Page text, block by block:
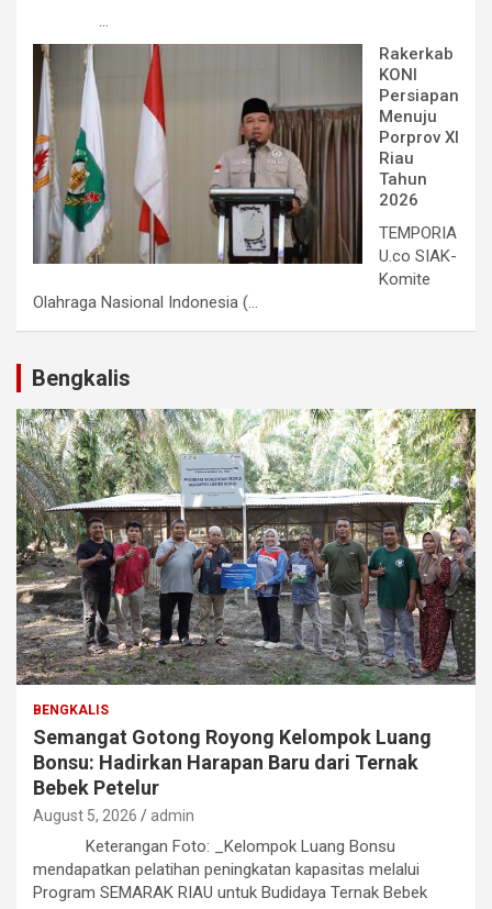
...
Rakerkab
KONI
Persiapan
Menuju
Porprov XI
Riau
Tahun
2026
TEMPORIA
U.co SIAK-
Komite
Olahraga Nasional Indonesia (...
Bengkalis
BENGKALIS
Semangat Gotong Royong Kelompok Luang
Bonsu: Hadirkan Harapan Baru dari Ternak
Bebek Petelur
August 5, 2026 admin
Keterangan Foto: _Kelompok Luang Bonsu
mendapatkan pelatihan peningkatan kapasitas melalui
Program SEMARAK RIAU untuk Budidaya Ternak Bebek